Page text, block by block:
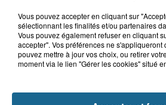
KOOL AND THE GANG
straight ahead
CYNDI LAUPER
hey now (girls
want to have
LE FIL INFO
Vous pouvez accepter en cliquant sur
sélectionnant les finalités et/ou partenaires
Vous pouvez également refuser en cliquant
accepter". Vos préférences ne s'appliqueront
pouvez mettre à jour vos choix, ou retirer
moment via le lien "Gérer les cookies" situé